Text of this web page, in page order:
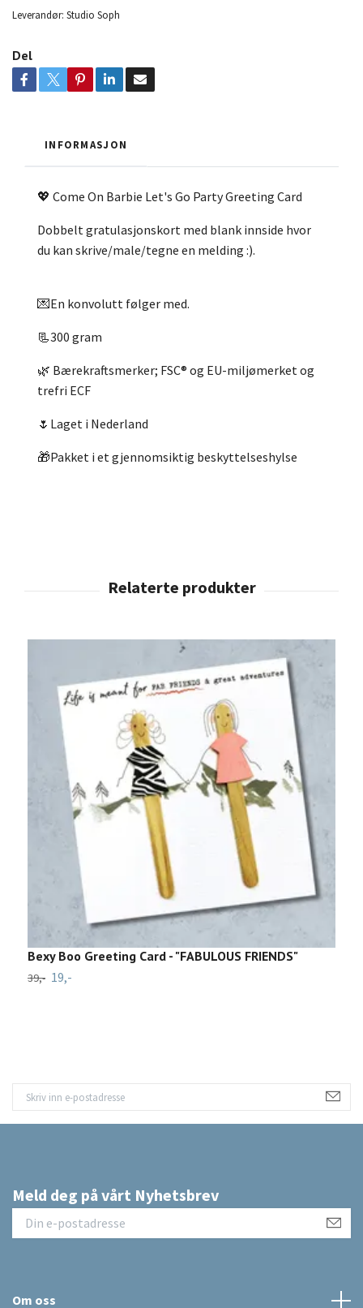
Leverandør: Studio Soph
Del
INFORMASJON
💖 Come On Barbie Let's Go Party Greeting Card
Dobbelt gratulasjonskort med blank innside hvor
du kan skrive/male/tegne en melding :).
💌En konvolutt følger med.
📃300 gram
🌿 Bærekraftsmerker; FSC® og EU-miljømerket og
trefri ECF
🌷Laget i Nederland
🎁Pakket i et gjennomsiktig beskyttelseshylse
Bexy Boo Greeting Card - "FABULOUS FRIENDS"
39,- 19,-
Meld deg på vårt Nyhetsbrev
Om oss